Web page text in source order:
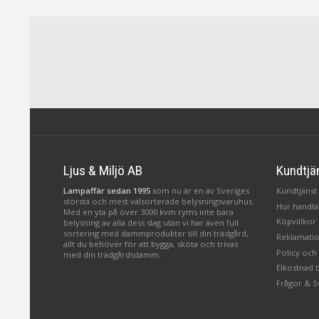
Ljus & Miljö AB
Lampaffär sedan 1995 som nu är en av Sveriges
största och mest välsorterade belysningsvaruhus.
Med en yta på över 3000 kvm ryms inte bara
belysning av alla dess slag utan vi har även full
sortering med dammprodukter till din trädgård,
allt du behöver för att bygga, sköta och trivas
med din trädgårdsdamm.
Hur
Köpvillkor
Policy
Elkostnad
Frågor &